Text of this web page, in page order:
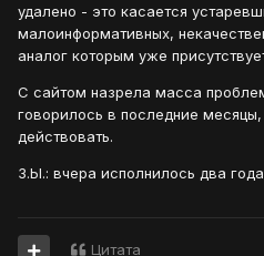
удалено - это касается
малоинформативных,
аналог которым уже
С сайтом назрела масса
говорилось в последние месяцы,
действовать.
З.Ы.: вчера исполнилось два
Цитата